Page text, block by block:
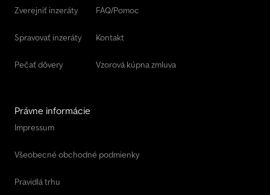
Zverejniť inzeráty
Spravovať inzeráty
Pečať dôvery
FAQ/Pomoc
Kontakt
Vzorová kúpna zmluva
Právne informácie
Impressum
Všeobecné obchodné podmienky
Pravidlá trhu